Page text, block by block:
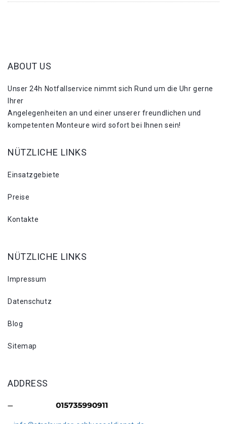
ABOUT US
Unser 24h Notfallservice nimmt sich Rund um die Uhr gerne
Ihrer
Angelegenheiten an und einer unserer freundlichen und
kompetenten Monteure wird sofort bei Ihnen sein!
NÜTZLICHE LINKS
Einsatzgebiete
Preise
Kontakte
NÜTZLICHE LINKS
Impressum
Datenschutz
Blog
Sitemap
ADDRESS